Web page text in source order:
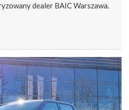
dealer BAIC Warszawa.